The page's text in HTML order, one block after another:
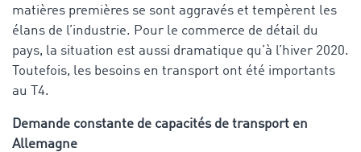
matières premières se sont aggravés et tempèrent les
élans de l’industrie. Pour le commerce de détail du
pays, la situation est aussi dramatique qu’à l’hiver 2020.
Toutefois, les besoins en transport ont été importants
au T4.
Demande constante de capacités de transport en
Allemagne